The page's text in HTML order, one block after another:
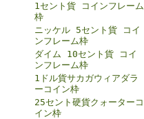
1セント貨 コインフレーム
枠
ニッケル 5セント貨 コイ
ンフレーム枠
ダイム 10セント貨 コイ
ンフレーム枠
1ドル貨サカガウィアダラ
ーコイン枠
25セント硬貨クォーターコ
イン枠